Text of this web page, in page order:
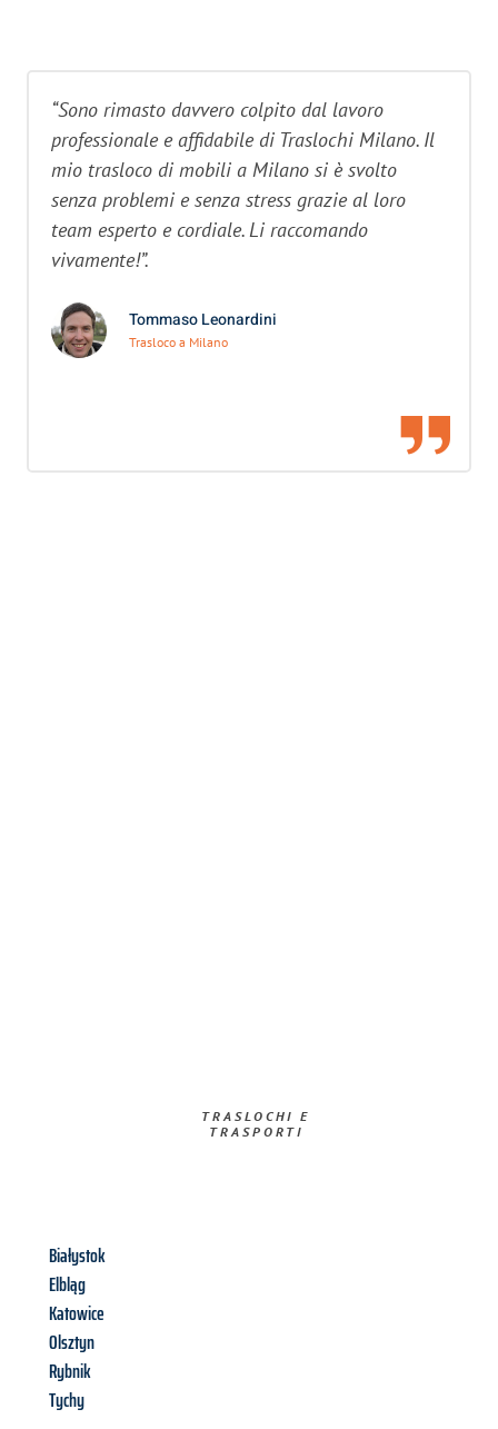
“Sono rimasto davvero colpito dal lavoro
professionale e affidabile di Traslochi Milano. Il
mio trasloco di mobili a Milano si è svolto
senza problemi e senza stress grazie al loro
team esperto e cordiale. Li raccomando
vivamente!”.
Tommaso Leonardini
Trasloco a Milano
TRASLOCHI E
TRASPORTI​
Białystok
Elbląg
Katowice
Olsztyn
Rybnik
Tychy